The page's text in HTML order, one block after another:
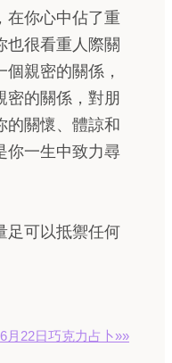
在你心中佔了重
也很看重人際關
親密的關係，
密的關係，對朋
的關懷、體諒和
你一生中致力尋
可以抵禦任何
6月22日巧克力占卜»»